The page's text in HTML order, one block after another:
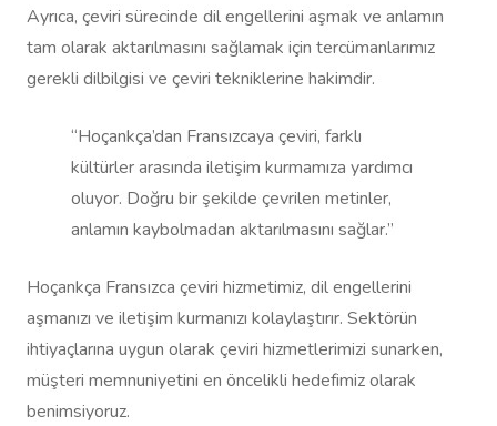
Ayrıca, çeviri sürecinde dil engellerini aşmak ve anlamın
tam olarak aktarılmasını sağlamak için tercümanlarımız
gerekli dilbilgisi ve çeviri tekniklerine hakimdir.
“Hoçankça’dan Fransızcaya çeviri, farklı
kültürler arasında iletişim kurmamıza yardımcı
oluyor. Doğru bir şekilde çevrilen metinler,
anlamın kaybolmadan aktarılmasını sağlar.”
Hoçankça Fransızca çeviri hizmetimiz, dil engellerini
aşmanızı ve iletişim kurmanızı kolaylaştırır. Sektörün
ihtiyaçlarına uygun olarak çeviri hizmetlerimizi sunarken,
müşteri memnuniyetini en öncelikli hedefimiz olarak
benimsiyoruz.